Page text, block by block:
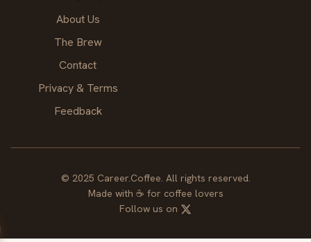
About Us
The Brew
Contact
Privacy & Terms
Feedback
© 2025 Career.Coffee. All rights reserved.
Made with ☕ for coffee lovers
Follow us on